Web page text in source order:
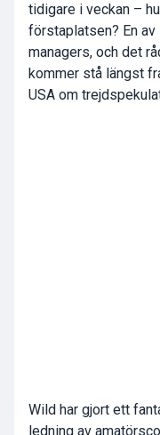
tidigare i veckan –
förstaplatsen? En
managers, och det
kommer stå längst
USA om
Wild har gjort ett
ledning av